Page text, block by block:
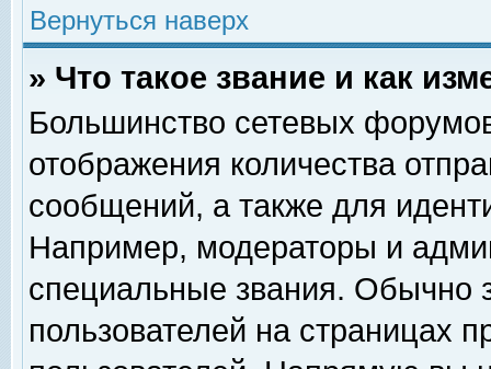
Вернуться наверх
» Что такое звание и как
Большинство сетевых
отображения количества
сообщений, а также для
Например, модераторы и
специальные звания. Обычно
пользователей на страницах